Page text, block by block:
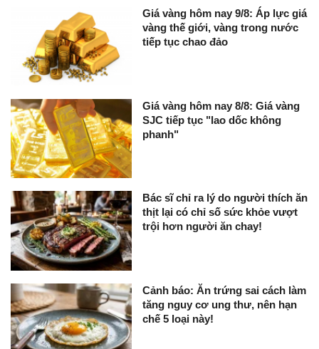
Giá vàng hôm nay 9/8: Áp lực giá
vàng thế giới, vàng trong nước
tiếp tục chao đảo
Giá vàng hôm nay 8/8: Giá vàng
SJC tiếp tục "lao dốc không
phanh"
Bác sĩ chỉ ra lý do người thích ăn
thịt lại có chỉ số sức khỏe vượt
trội hơn người ăn chay!
Cảnh báo: Ăn trứng sai cách làm
tăng nguy cơ ung thư, nên hạn
chế 5 loại này!